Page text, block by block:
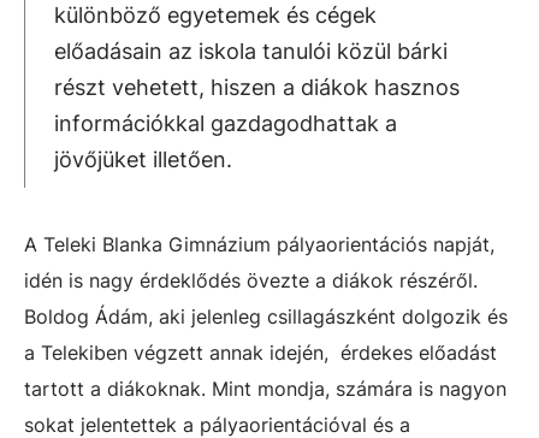
különböző egyetemek és cégek
előadásain az iskola tanulói közül bárki
részt vehetett, hiszen a diákok hasznos
információkkal gazdagodhattak a
jövőjüket illetően.
A Teleki Blanka Gimnázium pályaorientációs napját,
idén is nagy érdeklődés övezte a diákok részéről.
Boldog Ádám, aki jelenleg csillagászként dolgozik és
a Telekiben végzett annak idején, érdekes előadást
tartott a diákoknak. Mint mondja, számára is nagyon
sokat jelentettek a pályaorientációval és a